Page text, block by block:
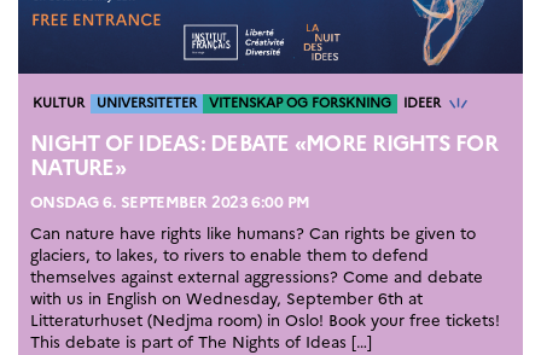
Kategorier
KULTUR UNIVERSITETER VITENSKAP OG FORSKNING IDEER
NIGHT OF IDEAS: DEBATE «MORE RIGHTS FOR
NATURE»
ONSDAG 6. SEPTEMBER 2023 6:00 PM
Can nature have rights like humans? Can rights be given to
glaciers, to lakes, to rivers to enable them to defend
themselves against external aggressions? Come and debate
with us in English on Wednesday, September 6th at
Litteraturhuset (Nedjma room) in Oslo! Book your free tickets!
This debate is part of The Nights of Ideas […]